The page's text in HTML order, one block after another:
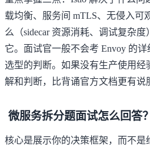
载均衡、服务间 mTLS、无侵入可
么（sidecar 资源消耗、调试复杂
它。面试官一般不会考 Envoy 的
选型的判断。如果没有生产使用
解和判断，比背诵官方文档更有说
微服务拆分题面试怎么回答？
核心是展示你的决策框架，而不